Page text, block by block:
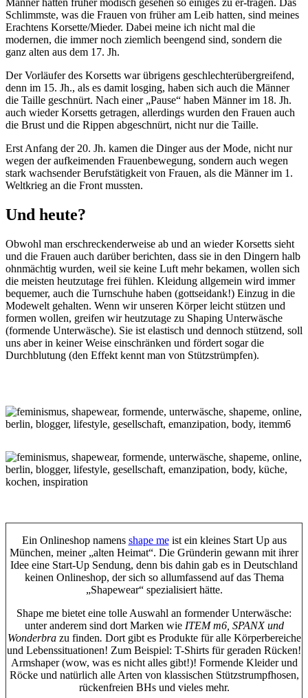
Männer hatten früher modisch gesehen so einiges zu er-tragen. Das
Schlimmste, was die Frauen von früher am Leib hatten, sind meines
Erachtens Korsette/Mieder. Dabei meine ich nicht mal die
modernen, die immer noch ziemlich beengend sind, sondern die
ganz alten aus dem 17. Jh.
Der Vorläufer des Korsetts war übrigens geschlechterübergreifend,
denn im 15. Jh., als es damit losging, haben sich auch die Männer
die Taille geschnürt. Nach einer „Pause“ haben Männer im 18. Jh.
auch wieder Korsetts getragen, allerdings wurden den Frauen auch
die Brust und die Rippen abgeschnürt, nicht nur die Taille.
Erst Anfang der 20. Jh. kamen die Dinger aus der Mode, nicht nur
wegen der aufkeimenden Frauenbewegung, sondern auch wegen
stark wachsender Berufstätigkeit von Frauen, als die Männer im 1.
Weltkrieg an die Front mussten.
Und heute?
Obwohl man erschreckenderweise ab und an wieder Korsetts sieht
und die Frauen auch darüber berichten, dass sie in den Dingern halb
ohnmächtig wurden, weil sie keine Luft mehr bekamen, wollen sich
die meisten heutzutage frei fühlen. Kleidung allgemein wird immer
bequemer, auch die Turnschuhe haben (gottseidank!) Einzug in die
Modewelt gehalten. Wenn wir unseren Körper leicht stützen und
formen wollen, greifen wir heutzutage zu Shaping Unterwäsche
(formende Unterwäsche). Sie ist elastisch und dennoch stützend, soll
uns aber in keiner Weise einschränken und fördert sogar die
Durchblutung (den Effekt kennt man von Stützstrümpfen).
Ein Onlineshop namens shape meist ein kleines Start Up aus
München, meiner „alten Heimat“. Die Gründerin gewann mit ihrer
Idee eine Start-Up Sendung, denn bis dahin gab es in Deutschland
keinen Onlineshop, der sich so allumfassend auf das Thema
„Shapewear“ spezialisiert hätte.
Shape me bietet eine tolle Auswahl an formender Unterwäsche:
unter anderem sind dort Marken wie ITEM m6, SPANX und
Wonderbra zu finden. Dort gibt es Produkte für alle Körperbereiche
und Lebenssituationen! Zum Beispiel: T-Shirts für geraden Rücken!
Armshaper (wow, was es nicht alles gibt!)! Formende Kleider und
Röcke und natürlich alle Arten von klassischen Stützstrumpfhosen,
rückenfreien BHs und vieles mehr.